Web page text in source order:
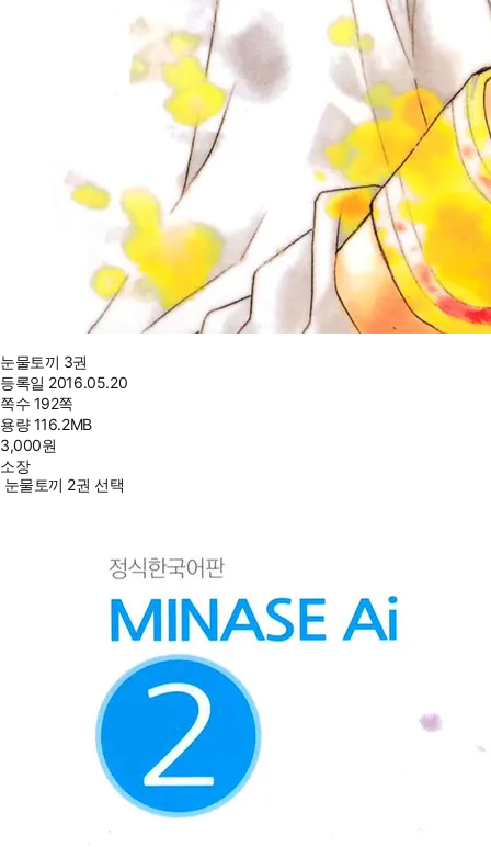
눈물토끼 3권
등록일 2016.05.20
쪽수 192쪽
용량116.2MB
3,000원
소장
눈물토끼 2권 선택